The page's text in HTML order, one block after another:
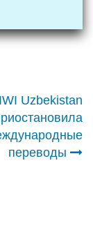
Uzbekistan
переводы